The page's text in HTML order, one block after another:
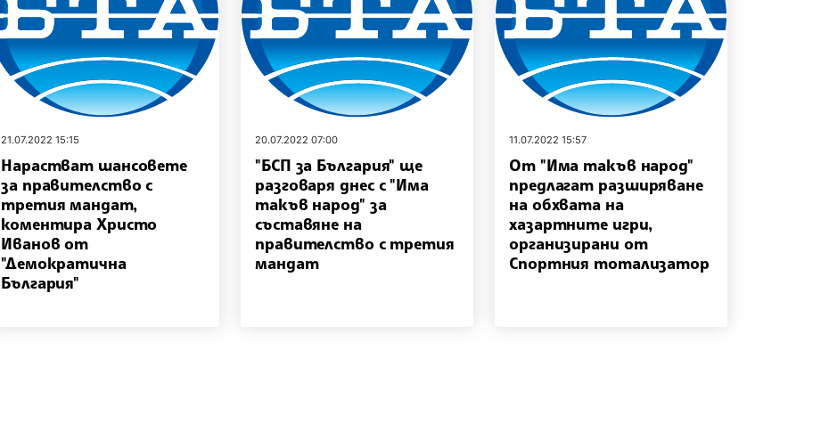
21.07.2022 15:15
Нарастват шансовете
за правителство с
третия мандат,
коментира Христо
Иванов от
"Демократична
България"
20.07.2022 07:00
"БСП за България" ще
разговаря днес с "Има
такъв народ" за
съставяне на
правителство с третия
мандат
11.07.2022 15:57
От "Има такъв народ"
предлагат разширяване
на обхвата на
хазартните игри,
организирани от
Спортния тотализатор